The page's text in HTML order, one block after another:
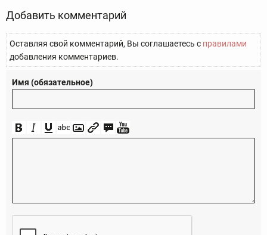
Добавить комментарий
Оставляя свой комментарий, Вы соглашаетесь с правилами
добавления комментариев.
Имя (обязательное)